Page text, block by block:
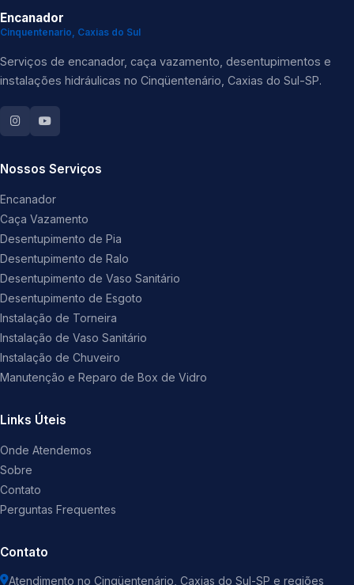
Encanador
Cinquentenario, Caxias do Sul
Serviços de encanador, caça vazamento, desentupimentos e
instalações hidráulicas no Cinqüentenário, Caxias do Sul-SP.
Nossos Serviços
Encanador
Caça Vazamento
Desentupimento de Pia
Desentupimento de Ralo
Desentupimento de Vaso Sanitário
Desentupimento de Esgoto
Instalação de Torneira
Instalação de Vaso Sanitário
Instalação de Chuveiro
Manutenção e Reparo de Box de Vidro
Links Úteis
Onde Atendemos
Sobre
Contato
Perguntas Frequentes
Contato
Atendimento no Cinqüentenário, Caxias do Sul-SP e regiões